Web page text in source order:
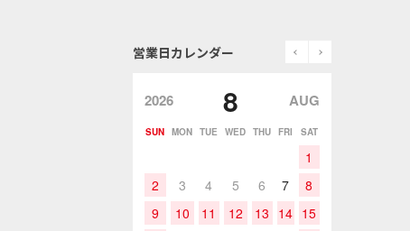
営業日カレンダー prev
2026 8 AUG
SUN MON TUE WED THU FRI SAT
1
2
3 4 5 6 7
8
9
10 11 12 13 14 15